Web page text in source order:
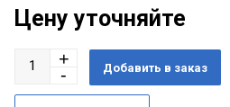
Цену уточняйте